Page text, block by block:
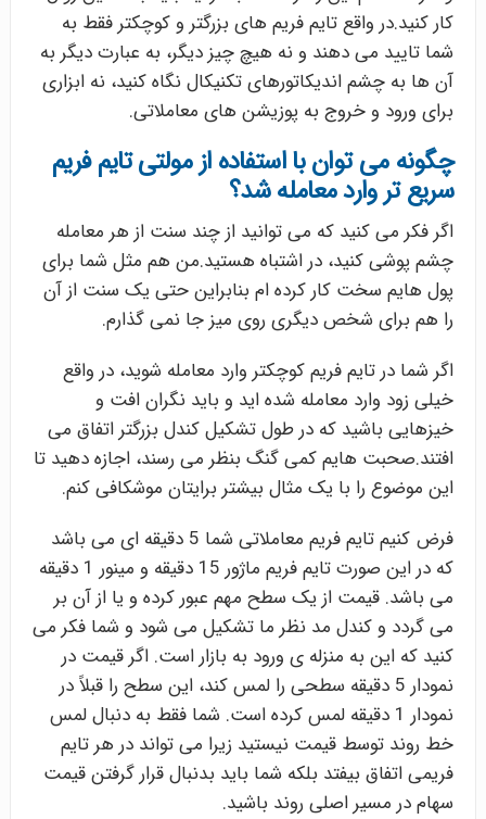
کار کنید.در واقع تایم فریم های بزرگتر و کوچکتر فقط به
شما تایید می دهند و نه هیچ چیز دیگر، به عبارت دیگر به
آن ها به چشم اندیکاتورهای تکنیکال نگاه کنید، نه ابزاری
برای ورود و خروج به پوزیشن های معاملاتی.
چگونه می توان با استفاده از مولتی تایم فریم
سریع تر وارد معامله شد؟
اگر فکر می کنید که می توانید از چند سنت از هر معامله
چشم پوشی کنید، در اشتباه هستید.من هم مثل شما برای
پول هایم سخت کار کرده ام بنابراین حتی یک سنت از آن
را هم برای شخص دیگری روی میز جا نمی گذارم.
اگر شما در تایم فریم کوچکتر وارد معامله شوید، در واقع
خیلی زود وارد معامله شده اید و باید نگران افت و
خیزهایی باشید که در طول تشکیل کندل بزرگتر اتفاق می
افتند.صحبت هایم کمی گنگ بنظر می رسند، اجازه دهید تا
این موضوع را با یک مثال بیشتر برایتان موشکافی کنم.
فرض کنیم تایم فریم معاملاتی شما 5 دقیقه ای می باشد
که در این صورت تایم فریم ماژور 15 دقیقه و مینور 1 دقیقه
می باشد. قیمت از یک سطح مهم عبور کرده و یا از آن بر
می گردد و کندل مد نظر ما تشکیل می شود و شما فکر می
کنید که این به منزله ی ورود به بازار است. اگر قیمت در
نمودار 5 دقیقه سطحی را لمس کند، این سطح را قبلاً در
نمودار 1 دقیقه لمس کرده است. شما فقط به دنبال لمس
خط روند توسط قیمت نیستید زیرا می تواند در هر تایم
فریمی اتفاق بیفتد بلکه شما باید بدنبال قرار گرفتن قیمت
سهام در مسیر اصلی روند باشید.